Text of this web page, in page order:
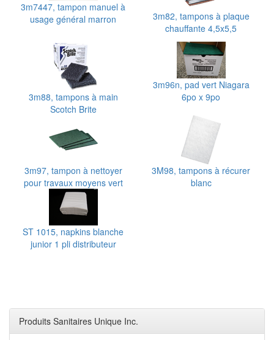
3m7447, tampon manuel à
usage général marron
3m82, tampons à plaque
chauffante 4,5x5,5
3m88, tampons à main
Scotch Brite
3m96n, pad vert Niagara
6po x 9po
3m97, tampon à nettoyer
pour travaux moyens vert
3M98, tampons à récurer
blanc
ST 1015, napkins blanche
junior 1 pli distributeur
Produits Sanitaires Unique Inc.